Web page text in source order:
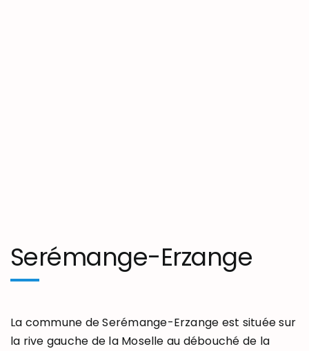
Serémange-Erzange
La commune de Serémange-Erzange est située sur
la rive gauche de la Moselle au débouché de la